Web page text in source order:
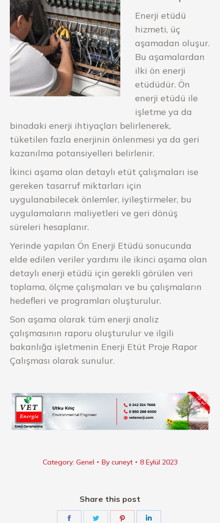
Enerji etüdü
hizmeti, üç
aşamadan oluşur.
Bu aşamalardan
ilki ön enerji
etüdüdür. Ön
enerji etüdü ile
işletme ya da
binadaki enerji ihtiyaçları belirlenerek,
tüketilen fazla enerjinin önlenmesi ya da geri
kazanılma potansiyelleri belirlenir.
İkinci aşama olan detaylı etüt çalışmaları ise
gereken tasarruf miktarları için
uygulanabilecek önlemler, iyileştirmeler, bu
uygulamaların maliyetleri ve geri dönüş
süreleri hesaplanır.
Yerinde yapılan Ön Enerji Etüdü sonucunda
elde edilen veriler yardımı ile ikinci aşama olan
detaylı enerji etüdü için gerekli görülen veri
toplama, ölçme çalışmaları ve bu çalışmaların
hedefleri ve programları oluşturulur.
Son aşama olarak tüm enerji analiz
çalışmasının raporu oluşturulur ve ilgili
bakanlığa işletmenin Enerji Etüt Proje Rapor
Çalışması olarak sunulur.
Category: Genel By cuneyt 8 Eylül 2023
Share this post
Share
Share
Share